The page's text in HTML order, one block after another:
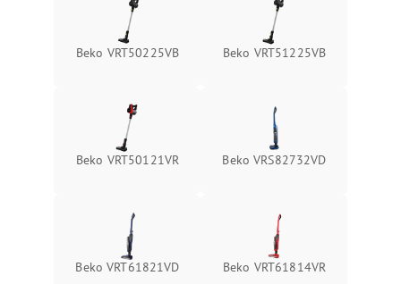
освещения (если есть)
Повреждение внутренних
500 ₽ Подробнее →
Поломка системы защиты
Beko VRT50225VB Beko VRT51225VB
Beko VRT50121VR Beko VRS82732VD
Beko VRT61821VD Beko VRT61814VR